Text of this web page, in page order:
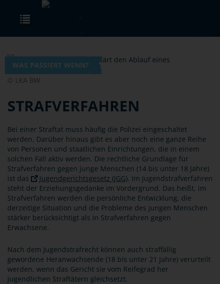
Skip to main content
WAS PASSIERT WENN?
© LKA BW
STRAFVERFAHREN
Bei einer Straftat muss häufig die Polizei eingeschaltet
werden. Darüber hinaus gibt es aber noch eine ganze Reihe
von Personen und staatlichen Einrichtungen, die in einem
solchen Fall aktiv werden. Die rechtliche Grundlage für
Strafverfahren gegen junge Menschen (14 bis unter 18 Jahre)
ist das
Jugendgerichtsgesetz (JGG). Im Jugendstrafverfahren
steht der Erziehungsgedanke im Vordergrund. Das heißt, im
Strafverfahren werden die persönliche Entwicklung, die
derzeitige Situation und die Probleme des jungen Menschen
stärker berücksichtigt als in Strafverfahren gegen
Erwachsene.
Nach dem Jugendstrafrecht können auch straffällig
gewordene Heranwachsende (18 bis unter 21 Jahre) verurteilt
werden, wenn das Gericht sie vom Reifegrad her
jugendlichen Straftätern gleichsetzt.